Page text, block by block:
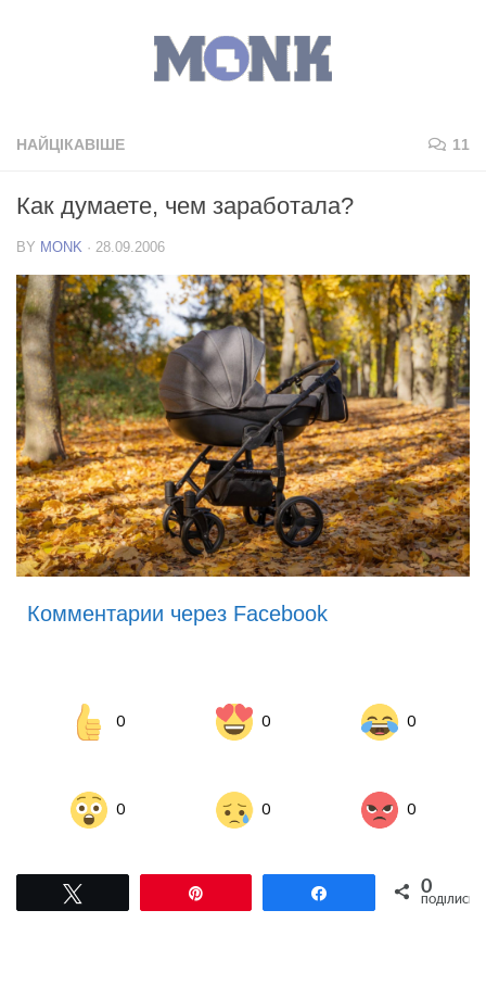
НАЙЦІКАВІШЕ 11
Как думаете, чем заработала?
BY MONK · 28.09.2006
Комментарии через Facebook
0 0 0
0 0 0
Поділитися0
ПОДІЛИСЬ